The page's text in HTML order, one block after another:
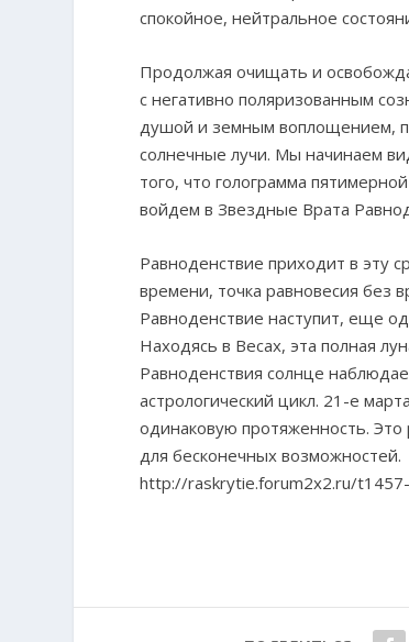
спокойное, нейтральное
Продолжая очищать и
с негативно поляризованным
душой и земным воплощением,
солнечные лучи. Мы начинаем
того, что голограмма
войдем в Звездные Врата
Равноденствие приходит в эту
времени, точка равновесия без
Равноденствие наступит, еще
Находясь в Весах, эта полная
Равноденствия солнце
астрологический цикл. 21-е
одинаковую протяженность. Это
для бесконечных возможностей.
http://raskrytie.forum2x2.ru/